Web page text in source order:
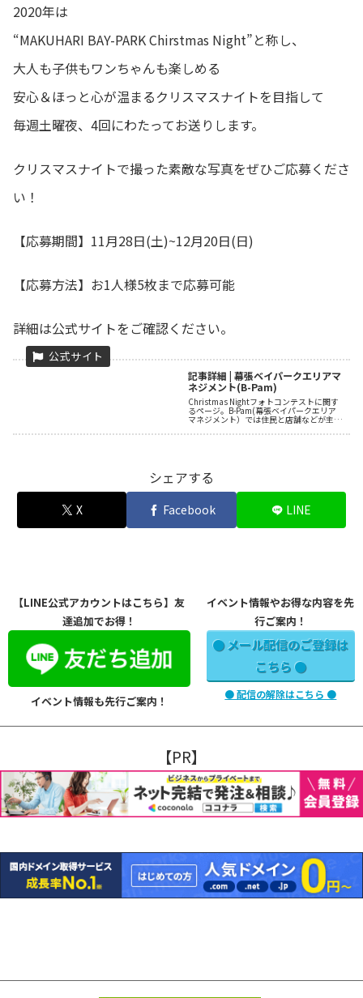
2020年は
“MAKUHARI BAY-PARK Chirstmas Night”と称し、
大人も子供もワンちゃんも楽しめる
安心＆ほっと心が温まるクリスマスナイトを目指して
毎週土曜夜、4回にわたってお送りします。
クリスマスナイトで撮った素敵な写真をぜひご応募くださ
い！
【応募期間】11月28日(土)~12月20日(日)
【応募方法】お1人様5枚まで応募可能
詳細は公式サイトをご確認ください。
記事詳細 | 幕張ベイパークエリアマ
ネジメント(B-Pam)
Christmas Nightフォトコンテストに関す
るページ。B-Pam(幕張ベイパークエリア
マネジメント）では住民と店舗などが主体
シェアする
X Facebook LINE
【LINE公式アカウントはこちら】友
達追加でお得！
イベント情報も先行ご案内！
イベント情報やお得な内容を先
行ご案内！
● メール配信のご登録は
こちら ●
● 配信の解除はこちら ●
【PR】